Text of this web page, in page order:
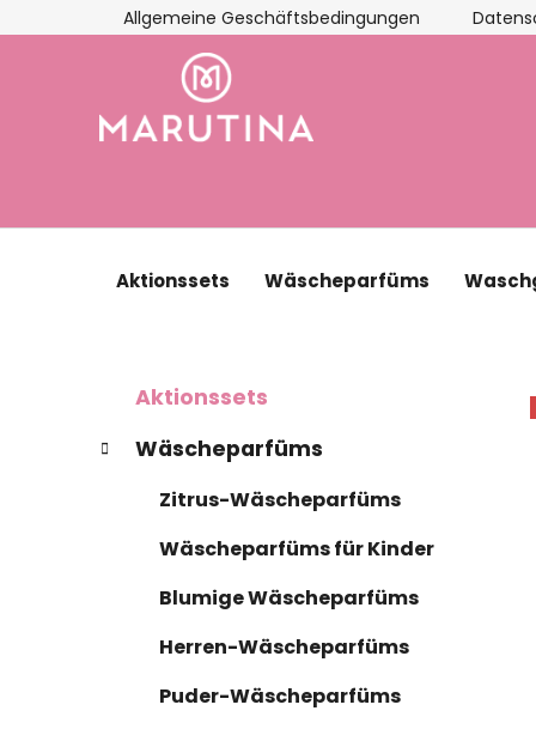
Inhalt
Allgemeine Geschäftsbedingungen
Aktionssets Wäscheparfüms
i
Kategorien
überspringen
t
e
Aktionssets
Wäscheparfüms
Zitrus-Wäscheparfüms
Wäscheparfüms für Kinder
Blumige Wäscheparfüms
Herren-Wäscheparfüms
Puder-Wäscheparfüms